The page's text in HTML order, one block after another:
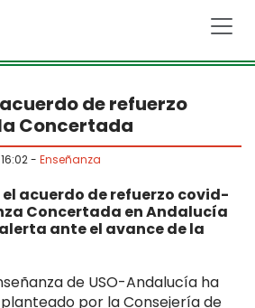
acuerdo de refuerzo
Concertada
16:02- Enseñanza
el acuerdo de refuerzo covid-
Concertada en Andalucía
ante el avance de la
de USO-Andalucía ha
por la Consejería de